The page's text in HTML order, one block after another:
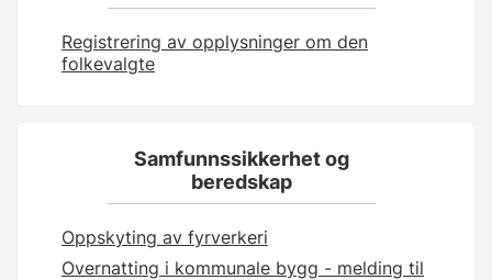
Registrering av opplysninger om den
folkevalgte
Samfunnssikkerhet og
beredskap
Oppskyting av fyrverkeri
Overnatting i kommunale bygg - melding til